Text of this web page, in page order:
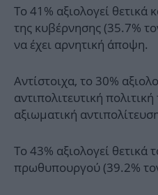
Το 41% αξιολογεί θετικά
της κυβέρνησης (35.7%
να έχει αρνητική άποψη.
Αντίστοιχα, το 30%
αντιπολιτευτική
αξιωματική
Το 43% αξιολογεί θετικά
πρωθυπουργού (39.2%